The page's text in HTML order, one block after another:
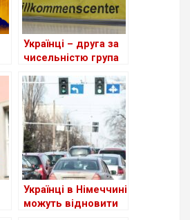
Українці – друга за
чисельністю група
Українці в Німеччині
можуть відновити